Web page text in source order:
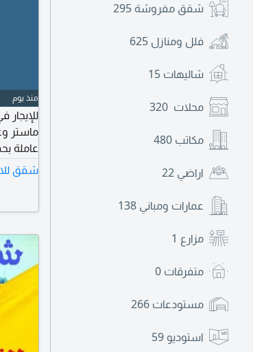
شقق مفروشة 295
فلل ومنازل 625
شاليهات 15
محلات 320
مكاتب 480
اراضي 22
عمارات ومباني 138
مزارع 1
متفرقات 0
مستودعات 266
استوديو 59
منذ يوم
ماستر
عاملة
وشاور بوكس. الإيجار 350
شقق